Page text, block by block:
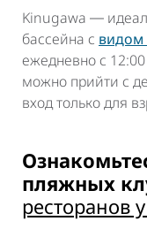
Kinugawa ―
бассейна с видом
ежедневно с
можно прийти с
вход только для
пляжных
ресторанов